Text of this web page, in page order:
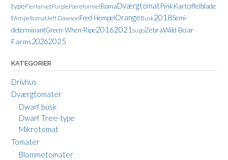
typeFlerfarvetPurplePæreformetRomaDværgtomatPinkKartoffelblade
tAmpeltomatJeff DawsonFred HempelOrangeBusk2018Semi-
determinantGreen-When-Ripe20162021 sugoZebraWild Boar
Farms20262025
KATEGORIER
Drivhus
Dværgtomater
Dwarf busk
Dwarf Tree-type
Mikrotomat
Tomater
Blommetomater